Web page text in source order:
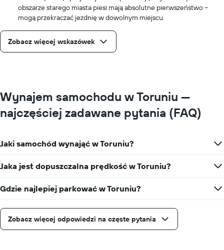
obszarze starego miasta piesi mają absolutne pierwszeństwo –
mogą przekraczać jezdnię w dowolnym miejscu.
Zobacz więcej wskazówek
Wynajem samochodu w Toruniu —
najczęściej zadawane pytania (FAQ)
Jaki samochód wynająć w Toruniu?
Jaka jest dopuszczalna prędkość w Toruniu?
Gdzie najlepiej parkować w Toruniu?
Zobacz więcej odpowiedzi na częste pytania